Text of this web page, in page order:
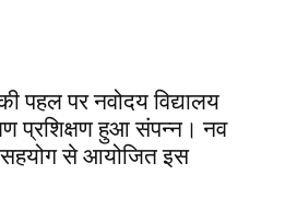
पहल पर नवोदय विद्यालय
प्रशिक्षण हुआ संपन्न। नव
से आयोजित इस